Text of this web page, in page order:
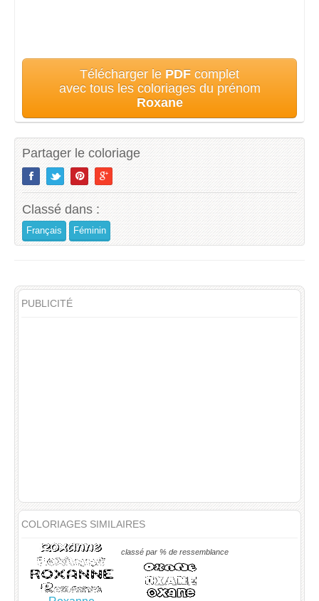
Télécharger le PDF complet
avec tous les coloriages du prénom
Roxane
Partager le coloriage
Classé dans :
Français Féminin
PUBLICITÉ
COLORIAGES SIMILAIRES
classé par % de ressemblance